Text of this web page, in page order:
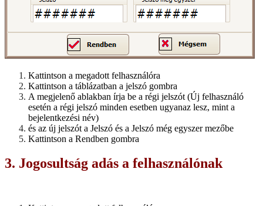
Kattintson a megadott felhasználóra
Kattintson a táblázatban a jelszó gombra
A megjelenő ablakban írja be a régi jelszót (Új felhasználó
esetén a régi jelszó minden esetben ugyanaz lesz, mint a
bejelentkezési név)
és az új jelszót a Jelszó és a Jelszó még egyszer mezőbe
Kattintson a Rendben gombra
3. Jogosultság adás a felhasználónak